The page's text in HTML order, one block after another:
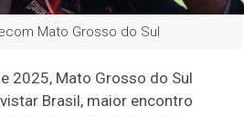
Mato Grosso do Sul
2025, Mato Grosso do Sul
Brasil, maior encontro